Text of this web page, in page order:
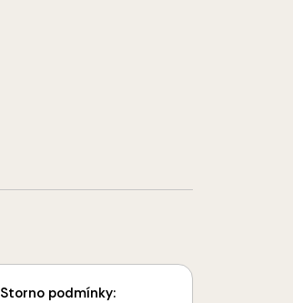
Storno podmínky: